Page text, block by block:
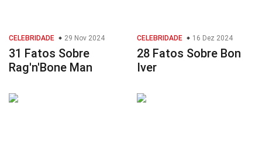
CELEBRIDADE 29 Nov 2024
31 Fatos Sobre
Rag'n'Bone Man
CELEBRIDADE 16 Dez 2024
28 Fatos Sobre Bon
Iver